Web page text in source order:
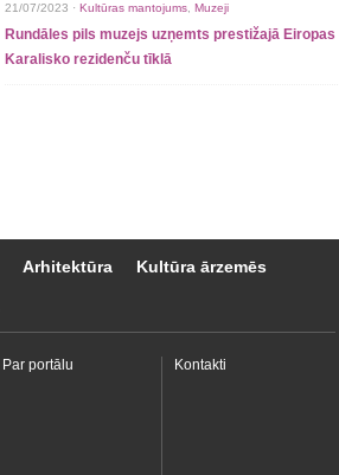
21/07/2023 · Kultūras mantojums Muzeji
Rundāles pils muzejs uzņemts prestižajā Eiropas
Karalisko rezidenču tīklā
Arhitektūra Kultūra ārzemēs
Par portālu Kontakti